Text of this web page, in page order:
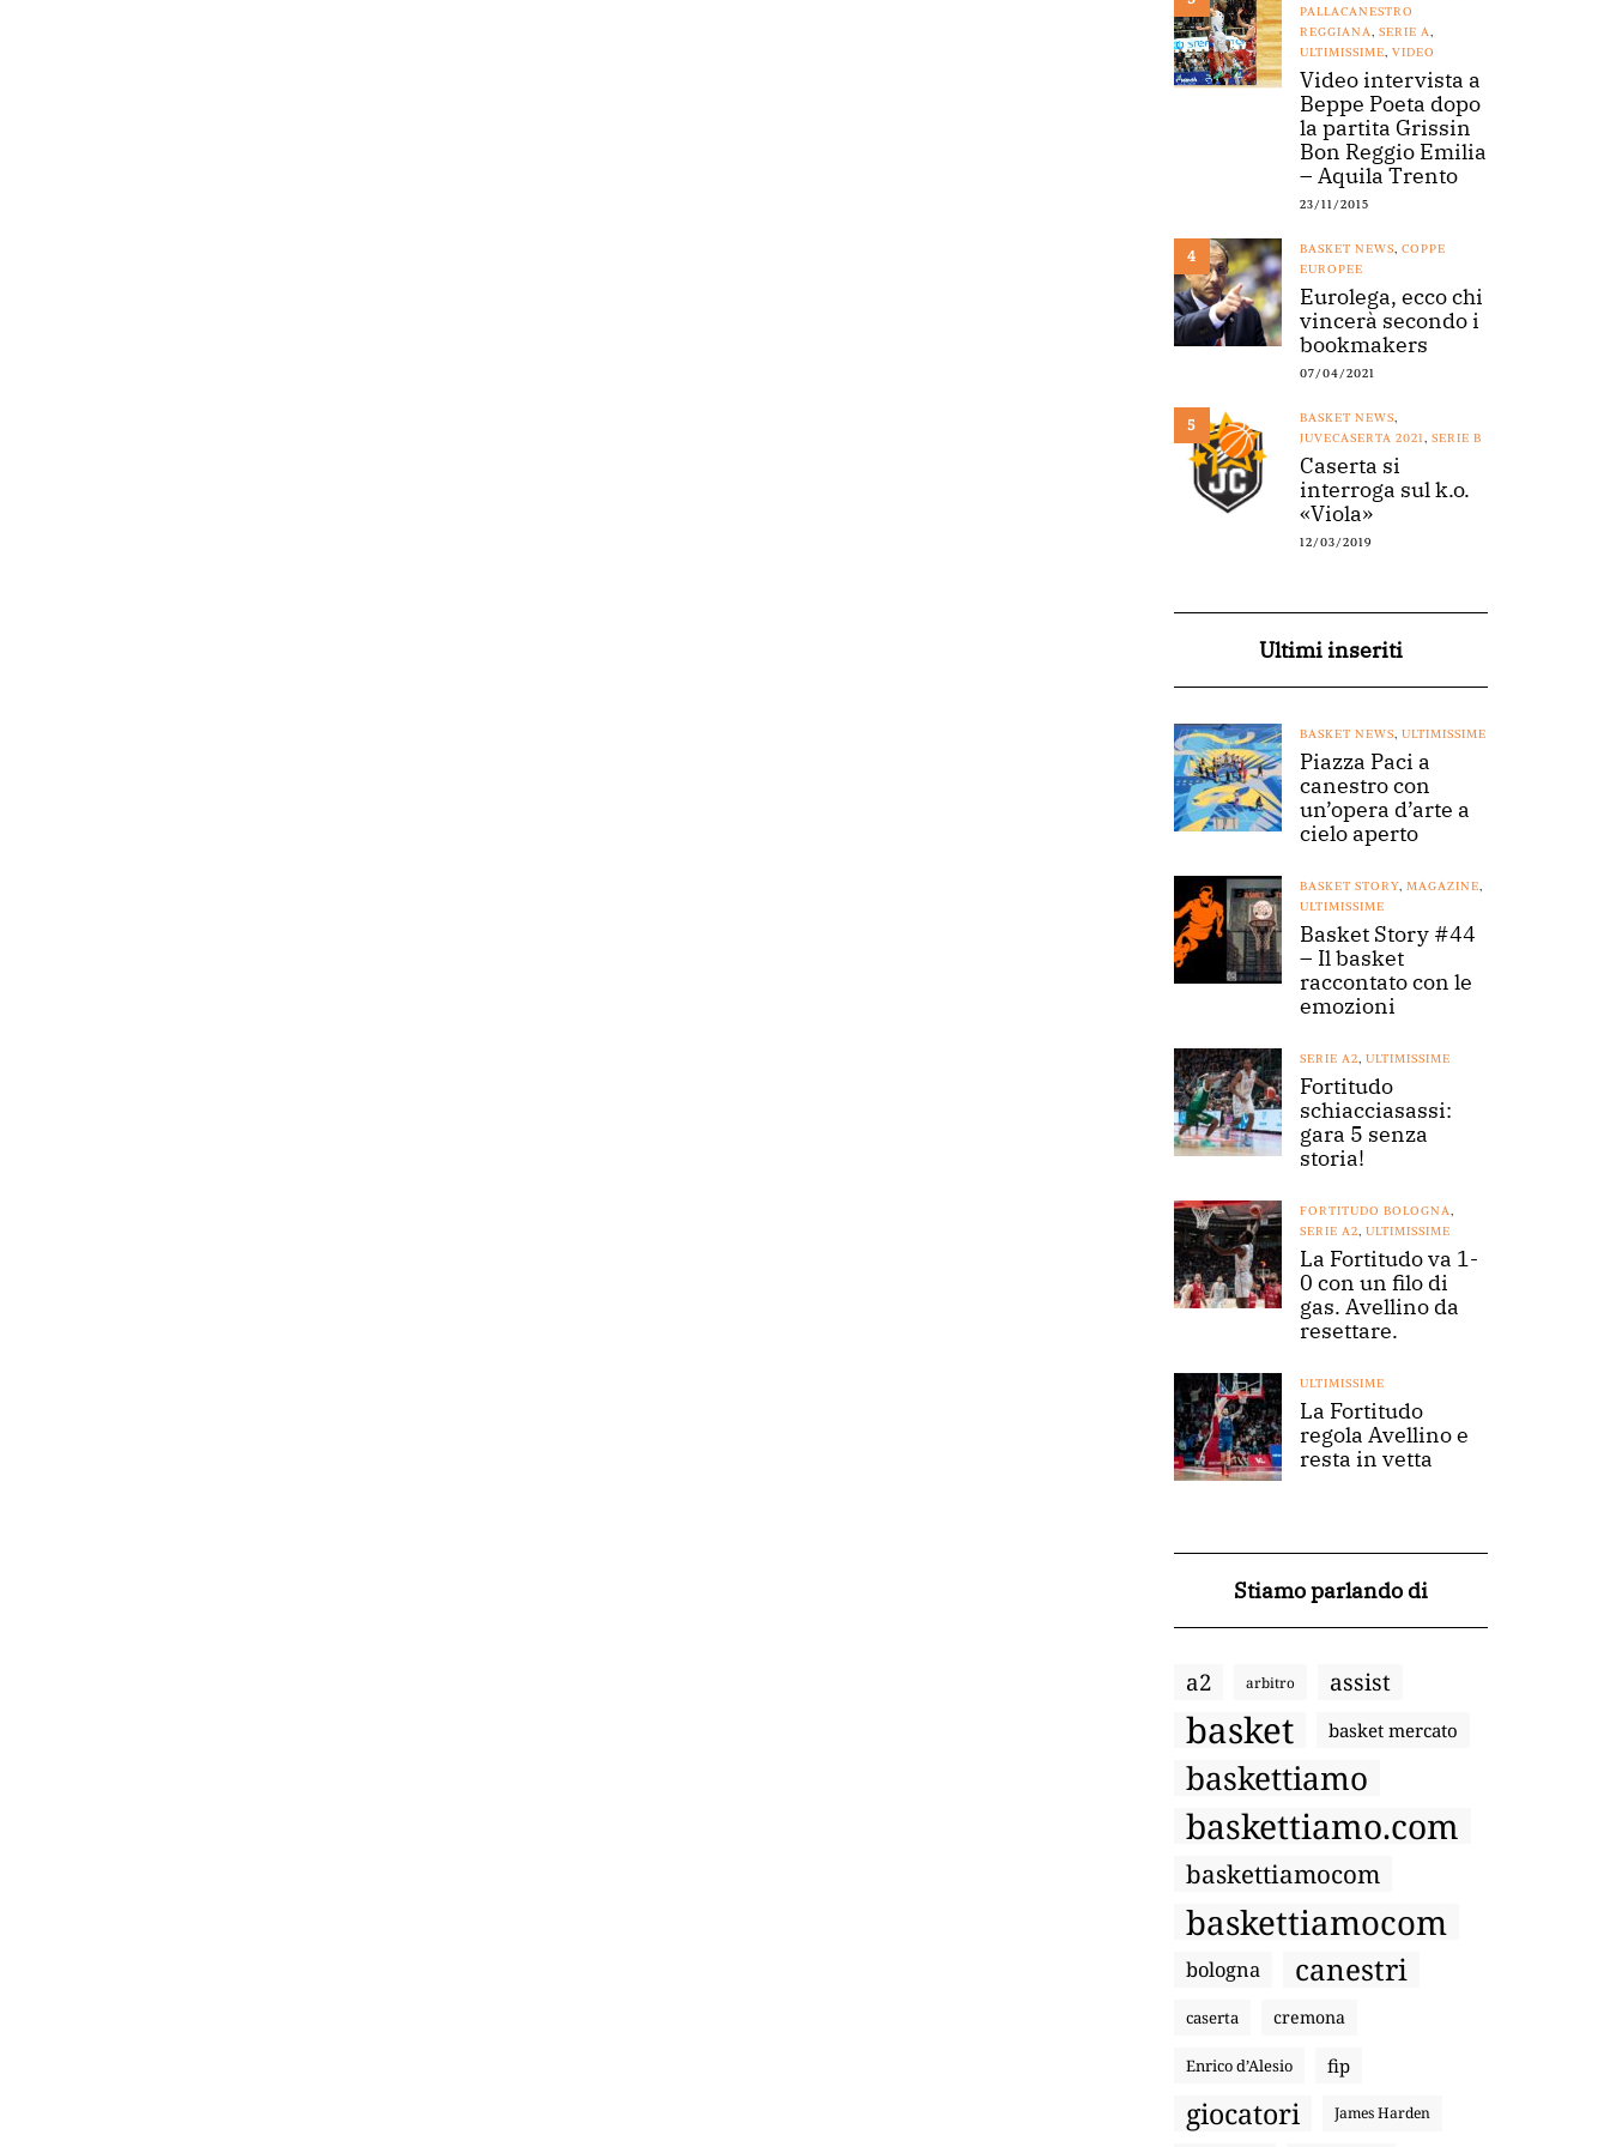
PALLACANESTRO
REGGIANA, SERIE A,
ULTIMISSIME, VIDEO
Video intervista a
Beppe Poeta dopo
la partita Grissin
Bon Reggio Emilia
– Aquila Trento
23/11/2015
4 BASKET NEWS, COPPE
EUROPEE
Eurolega, ecco chi
vincerà secondo i
bookmakers
07/04/2021
5 BASKET NEWS,
JUVECASERTA 2021, SERIE B
Caserta si
interroga sul k.o.
«Viola»
12/03/2019
Ultimi inseriti
BASKET NEWS, ULTIMISSIME
Piazza Paci a
canestro con
un’opera d’arte a
cielo aperto
BASKET STORY, MAGAZINE,
ULTIMISSIME
Basket Story #44
– Il basket
raccontato con le
emozioni
SERIE A2, ULTIMISSIME
Fortitudo
schiacciasassi:
gara 5 senza
storia!
FORTITUDO BOLOGNA,
SERIE A2, ULTIMISSIME
La Fortitudo va 1-
0 con un filo di
gas. Avellino da
resettare.
ULTIMISSIME
La Fortitudo
regola Avellino e
resta in vetta
Stiamo parlando di
a2 arbitro assist
basket basket mercato
baskettiamo
baskettiamo.com
baskettiamocom
baskettiamocom
bologna canestri
caserta cremona
Enrico d’Alesio fip
giocatori James Harden